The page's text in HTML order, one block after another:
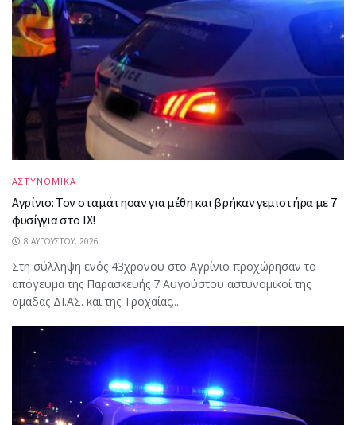
ΑΣΤΥΝΟΜΙΚΑ
Αγρίνιο: Τον σταμάτησαν για μέθη και βρήκαν γεμιστήρα με 7
φυσίγγια στο ΙΧ!
8 ΑΥΓΟΎΣΤΟΥ, 2026
Στη σύλληψη ενός 43χρονου στο Αγρίνιο προχώρησαν το
απόγευμα της Παρασκευής 7 Αυγούστου αστυνομικοί της
ομάδας ΔΙ.ΑΣ. και της Τροχαίας...